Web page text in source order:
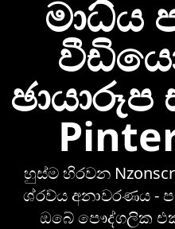
මාධ්ය
හුස්ම හිරවන
ශ්රව්ය අනාවරණය -
ඔබේ පෞද්ගලික